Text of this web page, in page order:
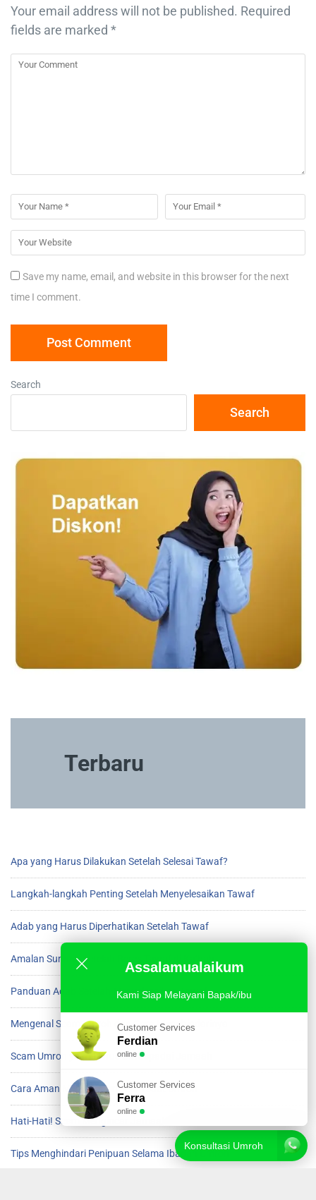
Your email address will not be published. Required
fields are marked *
Save my name, email, and website in this browser for the next
time I comment.
Search
Search
Terbaru
Apa yang Harus Dilakukan Setelah Selesai Tawaf?
Langkah-langkah Penting Setelah Menyelesaikan Tawaf
Adab yang Harus Diperhatikan Setelah Tawaf
Amalan Sunnah Setelah Beres Tawaf di Ka’bah
Panduan Adab Setelah Menyelesaikan Tawaf
Mengenal Scam Umroh dan Cara Menghindarinya
Scam Umroh yang Harus Diwaspadai Jamaah
Cara Aman Menghindari Scam saat Umroh
Hati-Hati! Scam Mengincar Jamaah Umroh
Tips Menghindari Penipuan Selama Ibadah Umroh
Konsultasi Umroh
Assalamualaikum
Kami Siap Melayani Bapak/ibu
Customer Services
Ferdian
online
Customer Services
Ferra
online